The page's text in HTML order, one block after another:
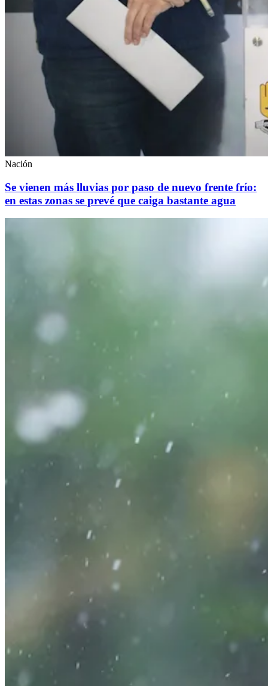
Nación
Se vienen más lluvias por paso de nuevo frente frío:
en estas zonas se prevé que caiga bastante agua